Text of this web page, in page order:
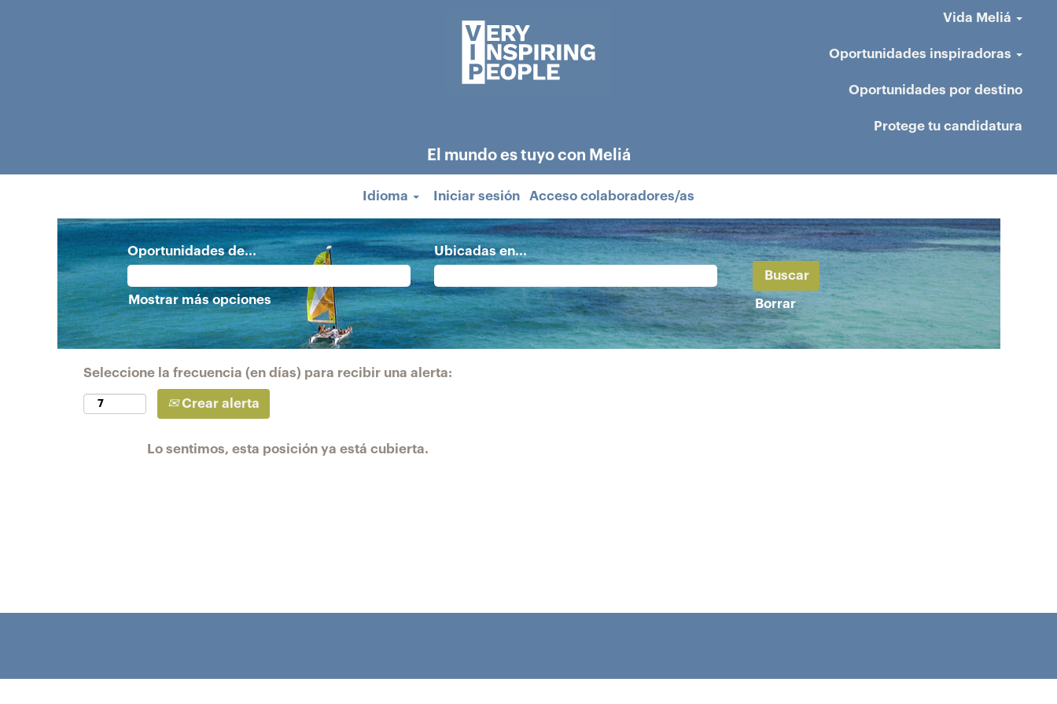
Vida Meliá
Oportunidades inspiradoras
Oportunidades por destino
Protege tu candidatura
El mundo es tuyo con Meliá
Idioma Iniciar sesión Acceso colaboradores/as
Oportunidades de... Ubicadas en...
Mostrar más opciones Borrar
Seleccione la frecuencia (en días) para recibir una alerta:
Crear alerta
Lo sentimos, esta posición ya está cubierta.